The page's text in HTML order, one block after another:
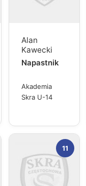
Alan
Kawecki
Napastnik
Akademia
Skra U-14
11